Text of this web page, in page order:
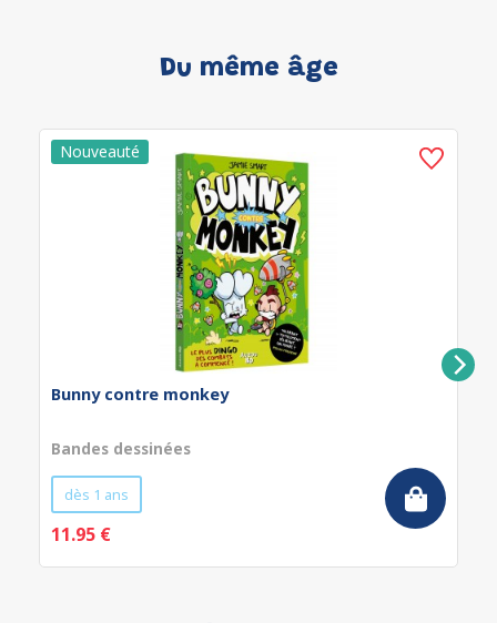
Du même âge
Bunny contre monkey
Bandes dessinées
dès 1 ans
11.95 €